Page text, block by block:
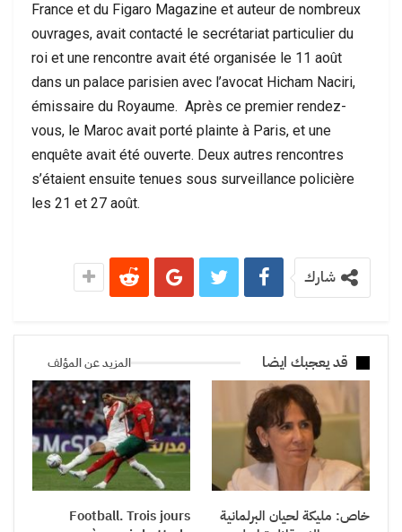
France et du Figaro Magazine et auteur de nombreux
ouvrages, avait contacté le secrétariat particulier du
roi et une rencontre avait été organisée le 11 août
dans un palace parisien avec l’avocat Hicham Naciri,
émissaire du Royaume. Après ce premier rendez-
vous, le Maroc avait porté plainte à Paris, et une
enquête avait été ouverte. Deux autres rencontres
s’étaient ensuite tenues sous surveillance policière
les 21 et 27 août.
شارك
قد يعجبك ايضا المزيد عن المؤلف
خاص: مليكة لحيان البرلمانية
Football. Trois jours